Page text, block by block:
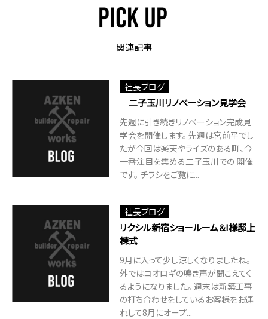
関連記事
社長ブログ
二子玉川リノベーション見学会
先週に引き続きリノベーション完成見
学会を開催します。 先週は宮前平でし
たが今回は楽天やライズのある町、今
一番注目を集める二子玉川での 開催
です。 チラシをご覧に...
社長ブログ
リクシル新宿ショールーム＆I様邸上
棟式
9月に入って少し涼しくなりましたね。
外ではコオロギの鳴き声が聞こえてく
るようになりました。 週末は新築工事
の打ち合わせをしているお客様をお連
れして8月にオープ...